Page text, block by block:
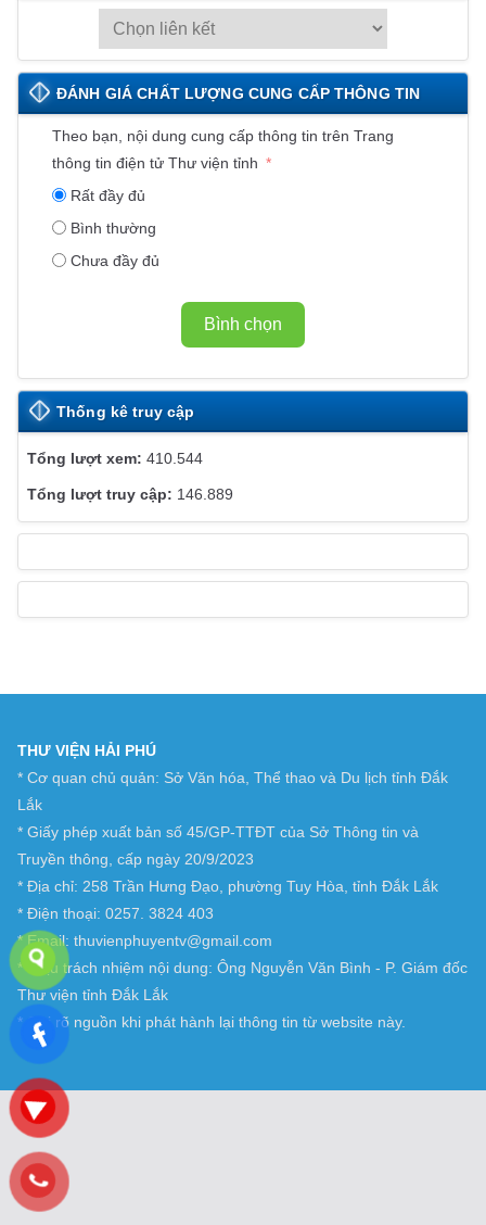
I
Ê
N
K
Ế
E
B
ĐÁNH GIÁ CHẤT LƯỢNG CUNG CẤP THÔNG TIN
Theo bạn, nội dung cung cấp thông tin trên Trang
thông tin điện tử Thư viện tỉnh
Rất đầy đủ
Bình thường
Chưa đầy đủ
Bình chọn
Thống kê truy cập
410.544
146.889
THƯ VIỆN HẢI PHÚ
* Cơ quan chủ quản: Sở Văn hóa, Thể thao và Du lịch tỉnh Đắk
Lắk
* Giấy phép xuất bản số 45/GP-TTĐT của Sở Thông tin và
Truyền thông, cấp ngày 20/9/2023
* Địa chỉ: 258 Trần Hưng Đạo, phường Tuy Hòa, tỉnh Đắk Lắk
* Điện thoại: 0257. 3824 403
* Email: thuvienphuyentv@gmail.com
* Chịu trách nhiệm nội dung: Ông Nguyễn Văn Bình - P. Giám đốc
Thư viện tỉnh Đắk Lắk
* Ghi rõ nguồn khi phát hành lại thông tin từ website này.